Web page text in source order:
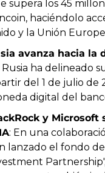
supera los 45
haciéndolo
y la Unión
avanza hacia la
ha delineado
del 1 de julio de
digital del
y Microsoft
: En una
lanzado el fondo